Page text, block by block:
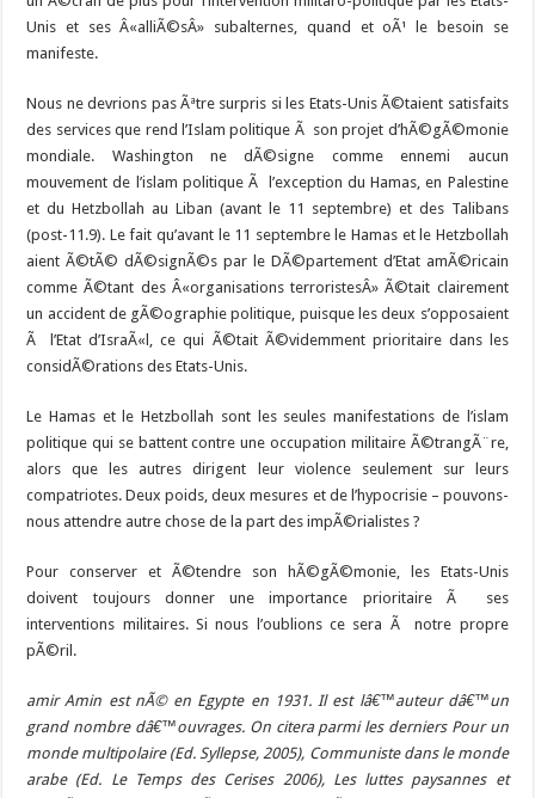
Unis et ses Â«alliÃ©sÂ» subalternes, quand et oÃ¹ le besoin se
manifeste.
Nous ne devrions pas Ãªtre surpris si les Etats-Unis Ã©taient satisfaits
des services que rend l’Islam politique Ã son projet d’hÃ©gÃ©monie
mondiale. Washington ne dÃ©signe comme ennemi aucun
mouvement de l’islam politique Ã l’exception du Hamas, en Palestine
et du Hetzbollah au Liban (avant le 11 septembre) et des Talibans
(post-11.9). Le fait qu’avant le 11 septembre le Hamas et le Hetzbollah
aient Ã©tÃ© dÃ©signÃ©s par le DÃ©partement d’Etat amÃ©ricain
comme Ã©tant des Â«organisations terroristesÂ» Ã©tait clairement
un accident de gÃ©ographie politique, puisque les deux s’opposaient
Ã l’Etat d’IsraÃ«l, ce qui Ã©tait Ã©videmment prioritaire dans les
considÃ©rations des Etats-Unis.
Le Hamas et le Hetzbollah sont les seules manifestations de l’islam
politique qui se battent contre une occupation militaire Ã©trangÃ¨re,
alors que les autres dirigent leur violence seulement sur leurs
compatriotes. Deux poids, deux mesures et de l’hypocrisie – pouvons-
nous attendre autre chose de la part des impÃ©rialistes ?
Pour conserver et Ã©tendre son hÃ©gÃ©monie, les Etats-Unis
doivent toujours donner une importance prioritaire Ã ses
interventions militaires. Si nous l’oublions ce sera Ã notre propre
pÃ©ril.
amir Amin est nÃ© en Egypte en 1931. Il est lâ€™auteur dâ€™un
grand nombre dâ€™ouvrages. On citera parmi les derniers Pour un
monde multipolaire (Ed. Syllepse, 2005), Communiste dans le monde
arabe (Ed. Le Temps des Cerises 2006), Les luttes paysannes et